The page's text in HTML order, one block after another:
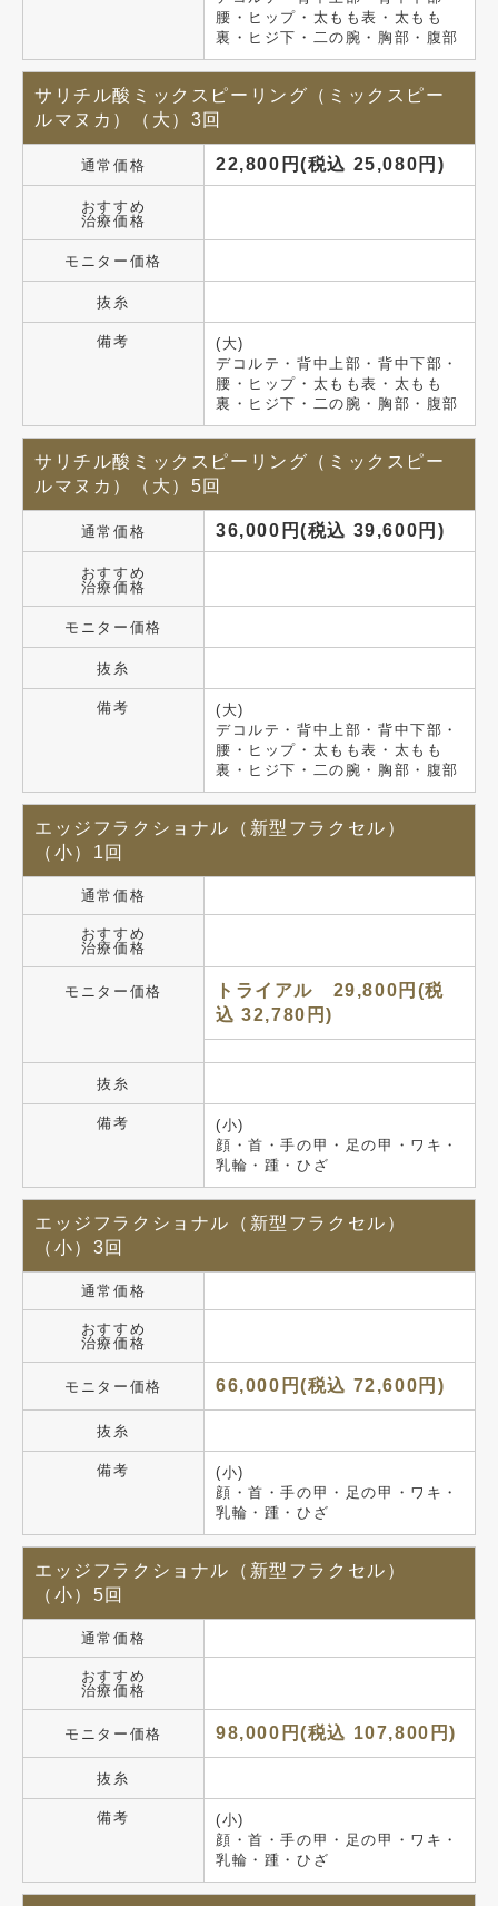
腰・ヒップ・太もも表・太もも
裏・ヒジ下・二の腕・胸部・腹部
サリチル酸ミックスピーリング（ミックスピー
ルマヌカ）（大）3回
通常価格 22,800円(税込 25,080円)
おすすめ
治療価格
モニター価格
抜糸
備考
(大)
デコルテ・背中上部・背中下部・
腰・ヒップ・太もも表・太もも
裏・ヒジ下・二の腕・胸部・腹部
サリチル酸ミックスピーリング（ミックスピー
ルマヌカ）（大）5回
通常価格 36,000円(税込 39,600円)
おすすめ
治療価格
モニター価格
抜糸
備考
(大)
デコルテ・背中上部・背中下部・
腰・ヒップ・太もも表・太もも
裏・ヒジ下・二の腕・胸部・腹部
エッジフラクショナル（新型フラクセル）
（小）1回
通常価格
おすすめ
治療価格
モニター価格
トライアル 29,800円(税
込 32,780円)
抜糸
備考
(小)
顔・首・手の甲・足の甲・ワキ・
乳輪・踵・ひざ
エッジフラクショナル（新型フラクセル）
（小）3回
通常価格
おすすめ
治療価格
モニター価格 66,000円(税込 72,600円)
抜糸
備考
(小)
顔・首・手の甲・足の甲・ワキ・
乳輪・踵・ひざ
エッジフラクショナル（新型フラクセル）
（小）5回
通常価格
おすすめ
治療価格
モニター価格 98,000円(税込 107,800円)
抜糸
備考
(小)
顔・首・手の甲・足の甲・ワキ・
乳輪・踵・ひざ